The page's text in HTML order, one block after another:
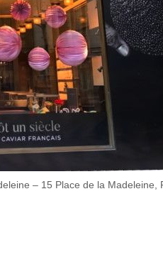
– 15 Place de la Madeleine,